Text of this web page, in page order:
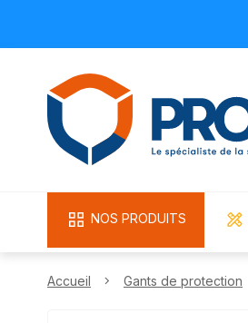
NOS PRODUITS
Accueil Gants de protection